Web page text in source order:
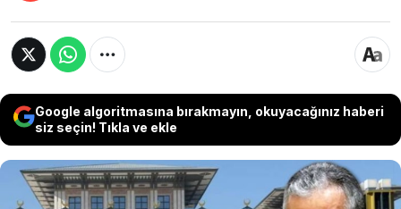
Google algoritmasına bırakmayın, okuyacağınız haberi
siz seçin! Tıkla ve ekle